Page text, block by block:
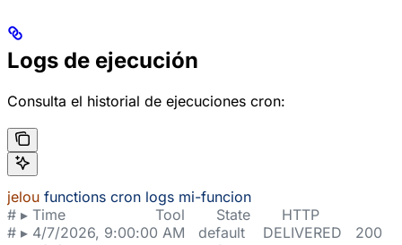
Logs de ejecución
Consulta el historial de ejecuciones cron:
jelou functions cron logs mi-funcion
# ▸ Time                    Tool       State       HTTP
# ▸ 4/7/2026, 9:00:00 AM   default    DELIVERED   200